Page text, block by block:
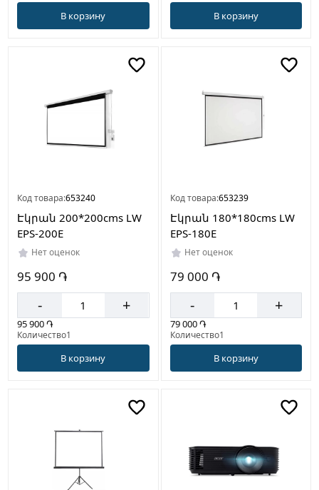
В корзину В корзину
Код товара:653240
Էկրան 200*200cms LW
EPS-200E
Нет оценок
95 900 ֏
- +
95 900 ֏
Количество1
В корзину
Код товара:653239
Էկրան 180*180cms LW
EPS-180E
Нет оценок
79 000 ֏
- +
79 000 ֏
Количество1
В корзину